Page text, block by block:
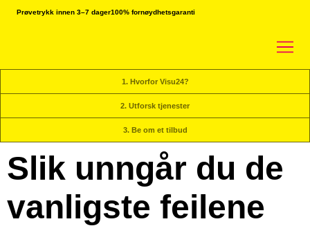
Prøvetrykk innen 3–7 dager100% fornøydhetsgaranti
1. Hvorfor Visu24?
2. Utforsk tjenester
3. Be om et tilbud
Slik unngår du de
vanligste feilene